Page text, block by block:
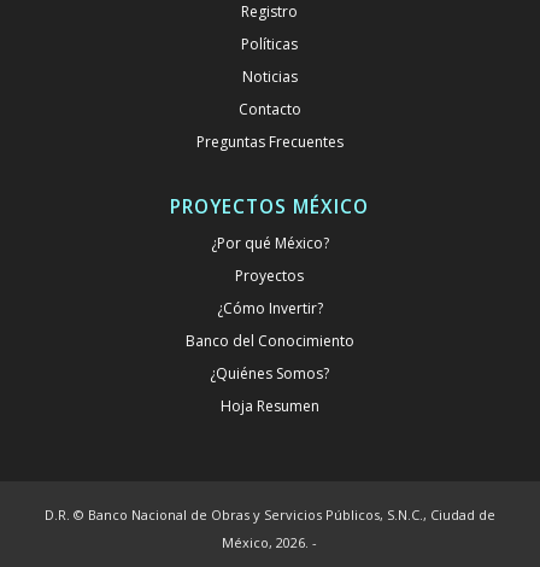
Registro
Políticas
Noticias
Contacto
Preguntas Frecuentes
PROYECTOS MÉXICO
¿Por qué México?
Proyectos
¿Cómo Invertir?
Banco del Conocimiento
¿Quiénes Somos?
Hoja Resumen
D.R. © Banco Nacional de Obras y Servicios Públicos, S.N.C., Ciudad de
México, 2026. -